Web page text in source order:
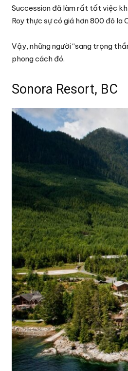
Succession đã làm rất tốt việc
Roy thực sự có giá hơn 800 đô la
Vậy, những người “sang trọng
phong cách đó.
Sonora Resort, BC